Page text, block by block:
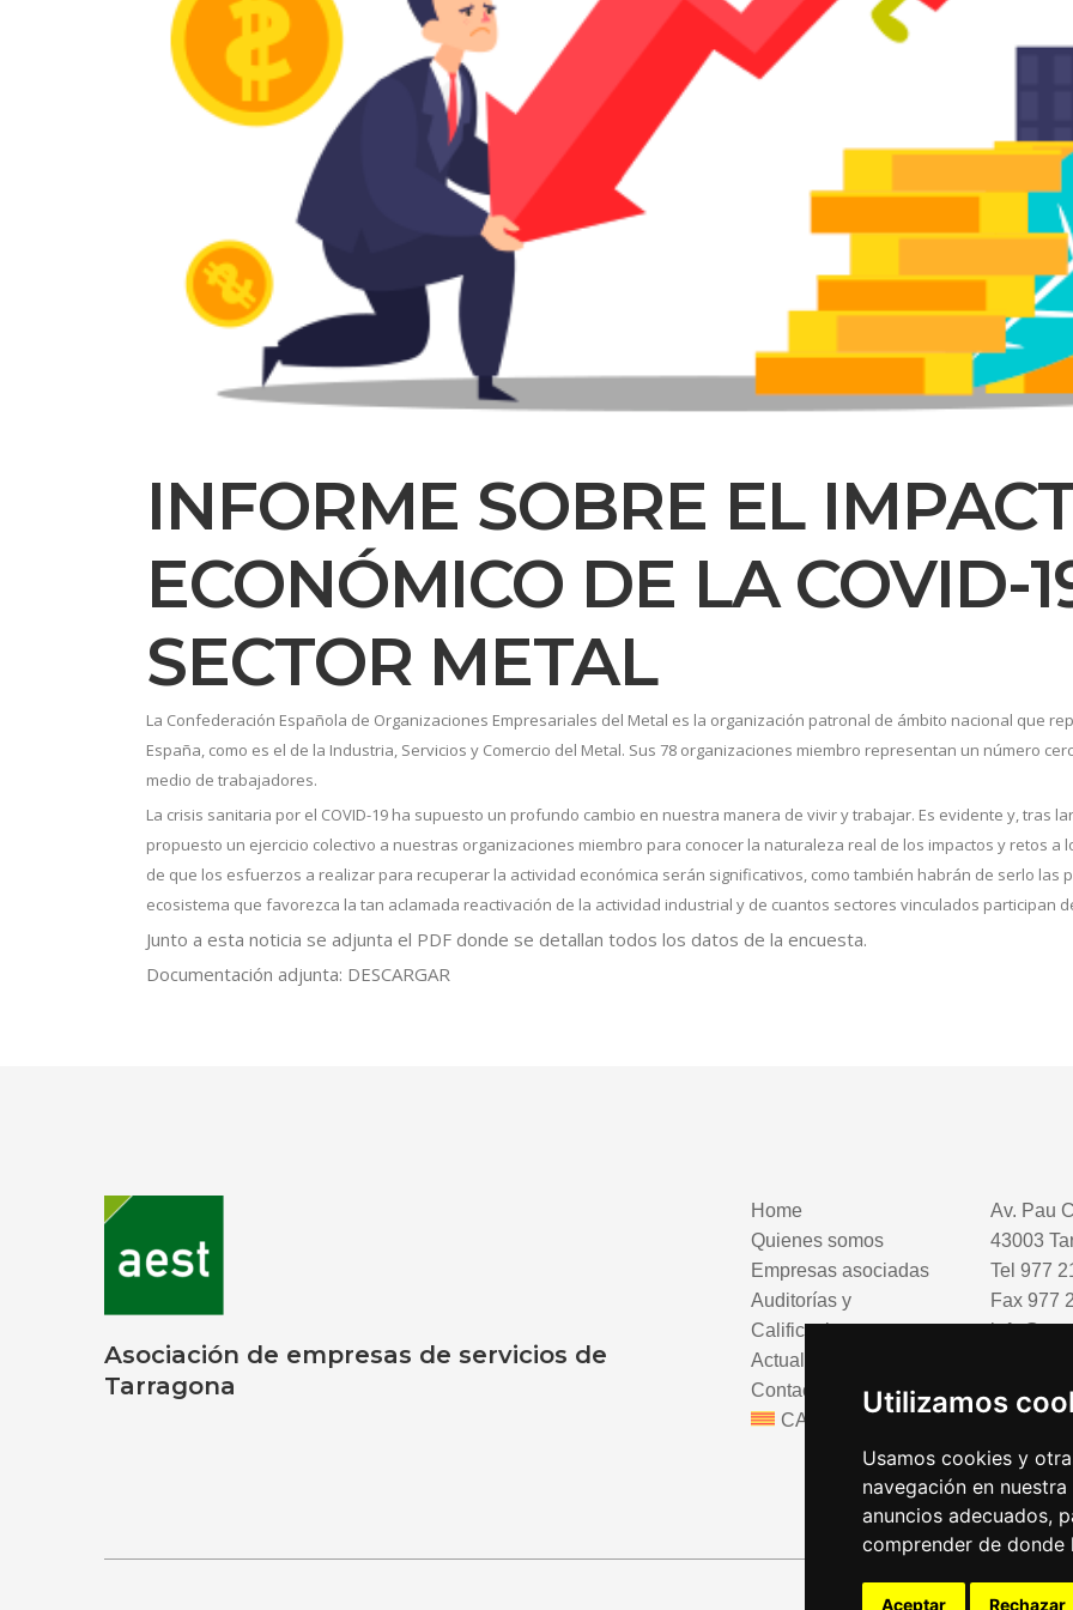
Utilizamos
Usamos cookies y
navegación en
anuncios adecuados,
comprender de donde
Aceptar Rechazar
INFORME SOBRE EL
ECONÓMICO DE LA COVID-
SECTOR METAL
La Confederación Española de Organizaciones Empresariales del Metal es la organización patronal de ámbito nacional que
España, como es el de la Industria, Servicios y Comercio del Metal. Sus 78 organizaciones miembro representan un número
medio de trabajadores.
La crisis sanitaria por el COVID-19 ha supuesto un profundo cambio en nuestra manera de vivir y trabajar. Es evidente y, tras
propuesto un ejercicio colectivo a nuestras organizaciones miembro para conocer la naturaleza real de los impactos y retos
de que los esfuerzos a realizar para recuperar la actividad económica serán significativos, como también habrán de serlo
ecosistema que favorezca la tan aclamada reactivación de la actividad industrial y de cuantos sectores vinculados participan
Junto a esta noticia se adjunta el PDF donde se detallan todos los datos de la encuesta.
Documentación adjunta: DESCARGAR
Asociación de empresas de servicios de
Tarragona
Home
Quienes somos
Empresas asociadas
Auditorías y
Calificaciones
Actualidad
Contacta
CA
Av. Pau
43003
Tel 977
Fax 977